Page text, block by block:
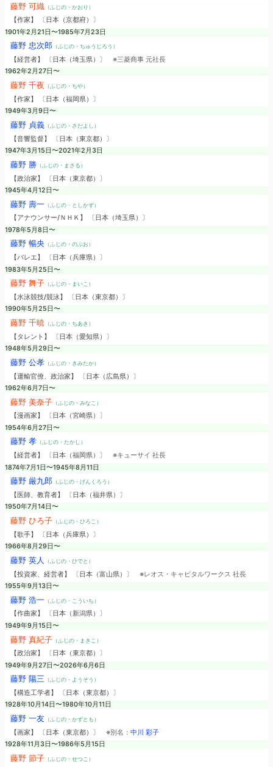
藤野 可織（ふじの・かおり）
【作家】 〔日本（京都府）〕
1901年2月21日〜1985年7月23日
藤野 忠次郎（ふじの・ちゅうじろう）
【経営者】 〔日本（埼玉県）〕 ※三菱商事 元社長
1962年2月27日〜
藤野 千夜 （ふじの・ちや）
【作家】 〔日本（福岡県）〕
1949年3月9日〜
藤野 貞義（ふじの・さだよし）
【音響監督】 〔日本（東京都）〕
1947年3月15日〜2021年2月3日
藤野 勝（ふじの・まさる）
【政治家】 〔日本（東京都）〕
1945年4月12日〜
藤野 壽一（ふじの・としかず）
【アナウンサー/ＮＨＫ】 〔日本（埼玉県）〕
1978年5月8日〜
藤野 暢央（ふじの・のぶお）
【バレエ】 〔日本（兵庫県）〕
1983年5月25日〜
藤野 舞子（ふじの・まいこ）
【水泳競技/競泳】 〔日本（東京都）〕
1990年5月25日〜
藤野 千暁 （ふじの・ちあき）
【タレント】 〔日本（愛知県）〕
1948年5月29日〜
藤野 公孝（ふじの・きみたか）
【運輸官僚、政治家】 〔日本（広島県）〕
1962年6月7日〜
藤野 美奈子（ふじの・みなこ）
【漫画家】 〔日本（宮崎県）〕
1954年6月27日〜
藤野 孝（ふじの・たかし）
【経営者】 〔日本（福岡県）〕 ※キューサイ 社長
1874年7月1日〜1945年8月11日
藤野 厳九郎（ふじの・げんくろう）
【医師、教育者】 〔日本（福井県）〕
1950年7月14日〜
藤野 ひろ子（ふじの・ひろこ）
【歌手】 〔日本（兵庫県）〕
1966年8月29日〜
藤野 英人 （ふじの・ひでと）
【投資家、経営者】 〔日本（富山県）〕 ※レオス・キャピタルワークス 社長
1955年9月13日〜
藤野 浩一（ふじの・こういち）
【作曲家】 〔日本（新潟県）〕
1949年9月15日〜
藤野 真紀子（ふじの・まきこ）
【政治家】 〔日本（東京都）〕
1949年9月27日〜2026年6月6日
藤野 陽三 （ふじの・ようぞう）
【構造工学者】 〔日本（東京都）〕
1928年10月14日〜1980年10月11日
藤野 一友（ふじの・かずとも）
【画家】 〔日本（東京都）〕 ※別名： 中川 彩子
1928年11月3日〜1986年5月15日
藤野 節子（ふじの・せつこ）